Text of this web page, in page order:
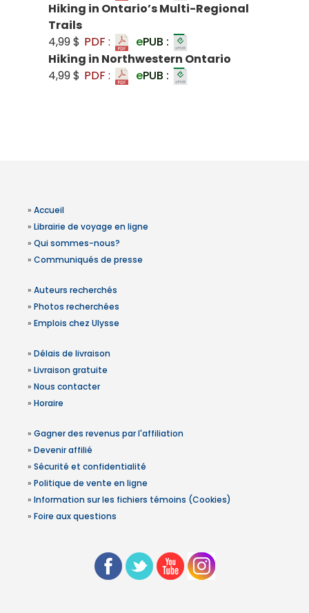
Hiking in Ontario’s Multi-Regional
Trails
4,99 $ PDF : ePUB :
Hiking in Northwestern Ontario
4,99 $ PDF : ePUB :
» Accueil
» Librairie de voyage en ligne
» Qui sommes-nous?
» Communiqués de presse
» Auteurs recherchés
» Photos recherchées
» Emplois chez Ulysse
» Délais de livraison
» Livraison gratuite
» Nous contacter
» Horaire
» Gagner des revenus par l'affiliation
» Devenir affilié
» Sécurité et confidentialité
» Politique de vente en ligne
» Information sur les fichiers témoins (Cookies)
» Foire aux questions